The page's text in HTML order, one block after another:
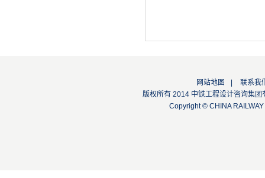
网站地图
联系我
版权所有 2014 中铁工程设计咨询
Copyright © CHINA